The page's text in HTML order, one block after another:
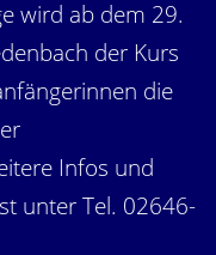
wird ab dem 29.
der Kurs
die
Infos und
unter Tel. 02646-